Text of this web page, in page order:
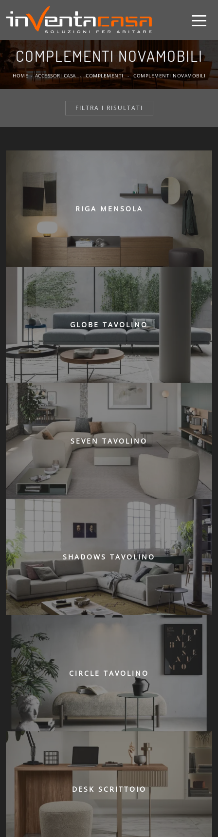
COMPLEMENTI NOVAMOBILI
HOME - ACCESSORI CASA - COMPLEMENTI - COMPLEMENTI NOVAMOBILI
FILTRA I RISULTATI
RIGA MENSOLA
GLOBE TAVOLINO
SEVEN TAVOLINO
SHADOWS TAVOLINO
CIRCLE TAVOLINO
DESK SCRITTOIO